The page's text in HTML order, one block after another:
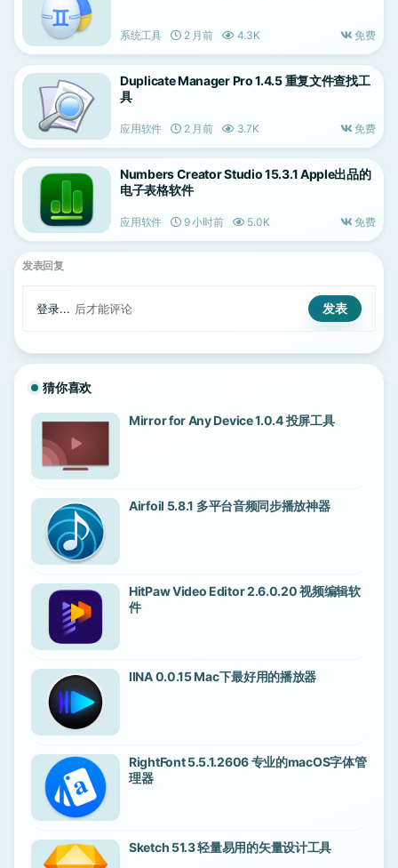
系统工具 2 月前 4.3K 免费
Duplicate Manager Pro 1.4.5 重复文件查找工
具
应用软件 2 月前 3.7K 免费
Numbers Creator Studio 15.3.1 Apple出品的
电子表格软件
应用软件 9 小时前 5.0K 免费
发表回复
登录... 后才能评论
猜你喜欢
Mirror for Any Device 1.0.4 投屏工具
Airfoil 5.8.1 多平台音频同步播放神器
HitPaw Video Editor 2.6.0.20 视频编辑软
件
IINA 0.0.15 Mac下最好用的播放器
RightFont 5.5.1.2606 专业的macOS字体管
理器
Sketch 51.3 轻量易用的矢量设计工具